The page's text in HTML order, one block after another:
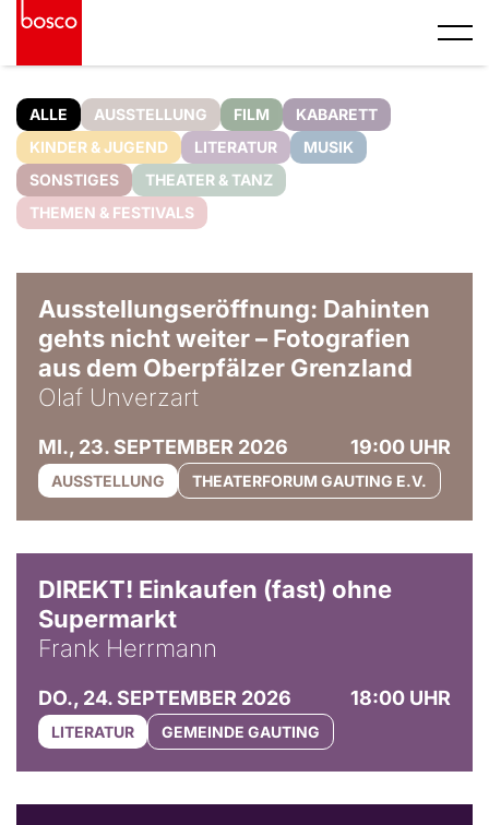
ALLE AUSSTELLUNG FILM
KABARETT
KINDER & JUGEND
LITERATUR
MUSIK
SONSTIGES
THEATER & TANZ
THEMEN & FESTIVALS
Ausstellungseröffnung: Dahinten
gehts nicht weiter – Fotografien
aus dem Oberpfälzer Grenzland
Olaf Unverzart
MI., 23. SEPTEMBER 2026 19:00 UHR
AUSSTELLUNG THEATERFORUM GAUTING E.V.
DIREKT! Einkaufen (fast) ohne
Supermarkt
Frank Herrmann
DO., 24. SEPTEMBER 2026 18:00 UHR
LITERATUR GEMEINDE GAUTING